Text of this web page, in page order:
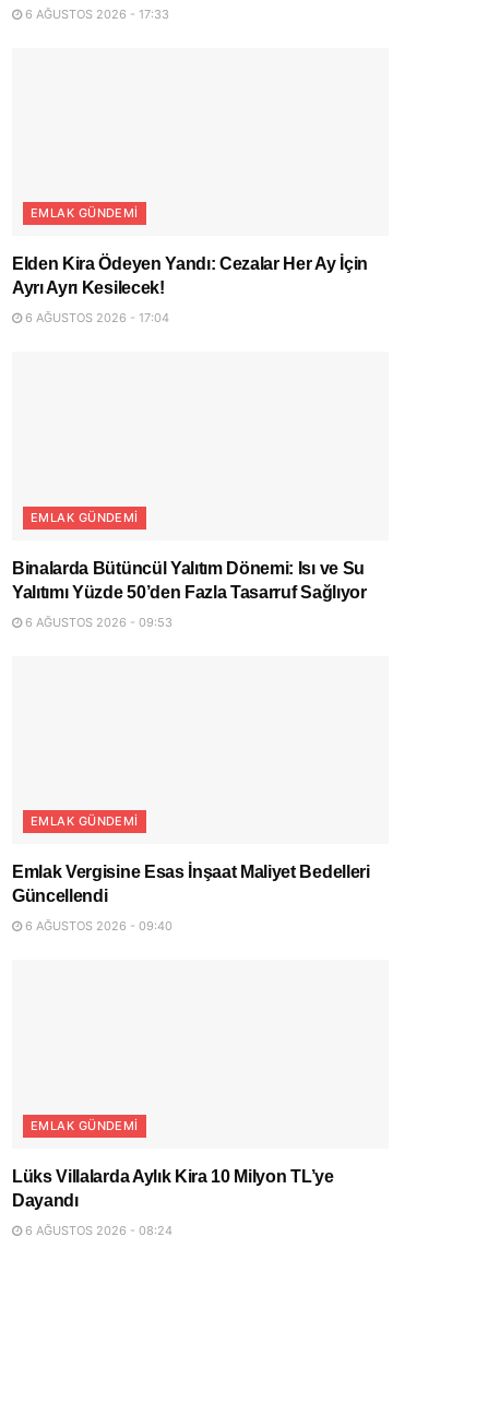
6 AĞUSTOS 2026 - 17:33
EMLAK GÜNDEMI
Elden Kira Ödeyen Yandı: Cezalar Her Ay İçin
Ayrı Ayrı Kesilecek!
6 AĞUSTOS 2026 - 17:04
EMLAK GÜNDEMI
Binalarda Bütüncül Yalıtım Dönemi: Isı ve Su
Yalıtımı Yüzde 50’den Fazla Tasarruf Sağlıyor
6 AĞUSTOS 2026 - 09:53
EMLAK GÜNDEMI
Emlak Vergisine Esas İnşaat Maliyet Bedelleri
Güncellendi
6 AĞUSTOS 2026 - 09:40
EMLAK GÜNDEMI
Lüks Villalarda Aylık Kira 10 Milyon TL’ye
Dayandı
6 AĞUSTOS 2026 - 08:24